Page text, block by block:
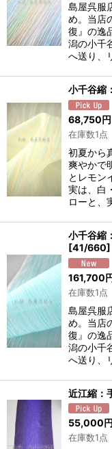
島屋呉服
め。当店
復』の逸
潟の小千
へ送り、
小千谷縮
68,750円
在庫数1点
初夏から
爽やかで
とレモン
実は、白
ローと、
小千谷縮
[41/660]
161,700
在庫数1点
島屋呉服
め。当店
復』の逸
潟の小千
へ送り、
近江縮：
55,000円
在庫数1点